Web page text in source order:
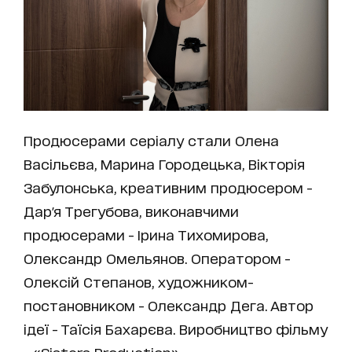
Продюсерами серіалу стали Олена
Васільєва, Марина Городецька, Вікторія
Забулонська, креативним продюсером -
Дар'я Трегубова, виконавчими
продюсерами - Ірина Тихомирова,
Олександр Омельянов. Оператором -
Олексій Степанов, художником-
постановником - Олександр Дега. Автор
ідеї - Таїсія Бахарєва. Виробництво фільму